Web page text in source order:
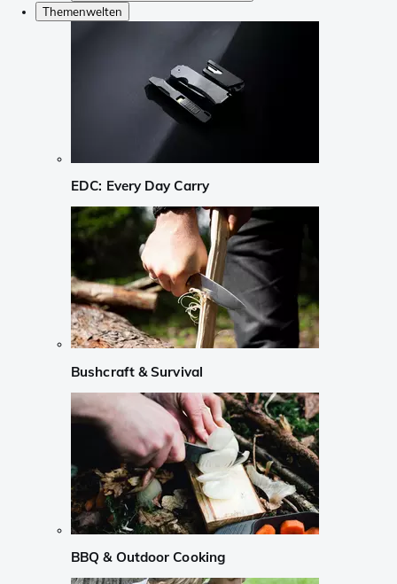
Themenwelten
EDC: Every Day Carry
Bushcraft & Survival
BBQ & Outdoor Cooking